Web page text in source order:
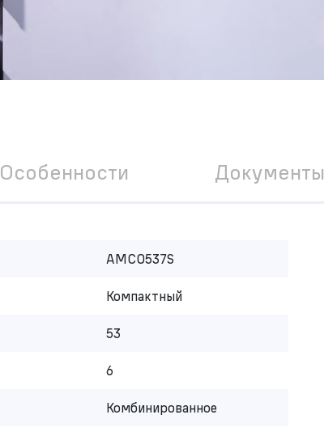
Особенности Документы
AMCO537S
Компактный
53
6
Комбинированное